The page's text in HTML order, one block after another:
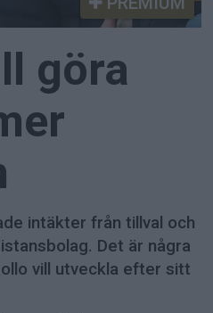
göra
intäkter från tillval och
Det är några
vill utveckla efter sitt